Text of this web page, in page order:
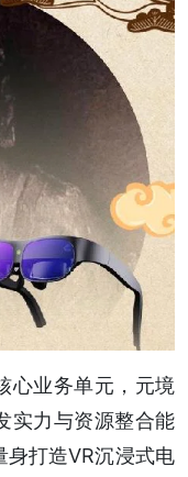
心业务单元，元境
实力与资源整合能
身打造VR沉浸式电